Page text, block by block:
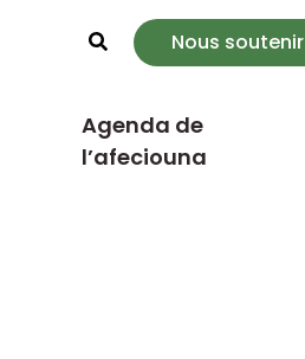
Rechercher
Nous soutenir
Agenda de
l’afeciouna